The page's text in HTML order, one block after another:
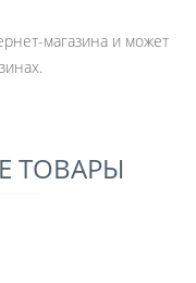
магазина и может
ТОВАРЫ